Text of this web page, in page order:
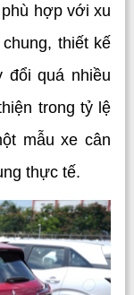
hợp với xu
thiết kế
đổi quá nhiều
trong tỷ lệ
mẫu xe cân
thực tế.